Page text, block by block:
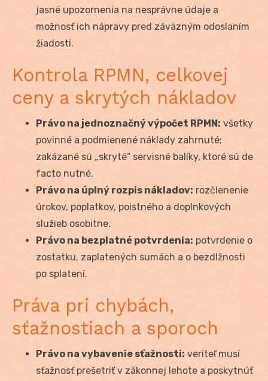
jasné upozornenia na nesprávne údaje a
možnosť ich nápravy pred záväzným odoslaním
žiadosti.
Kontrola RPMN, celkovej
ceny a skrytých nákladov
Právo na jednoznačný výpočet RPMN: všetky
povinné a podmienené náklady zahrnuté;
zakázané sú „skryté“ servisné balíky, ktoré sú de
facto nutné.
Právo na úplný rozpis nákladov: rozčlenenie
úrokov, poplatkov, poistného a doplnkových
služieb osobitne.
Právo na bezplatné potvrdenia: potvrdenie o
zostatku, zaplatených sumách a o bezdlžnosti
po splatení.
Práva pri chybách,
sťažnostiach a sporoch
Právo na vybavenie sťažnosti: veriteľ musí
sťažnosť prešetriť v zákonnej lehote a poskytnúť